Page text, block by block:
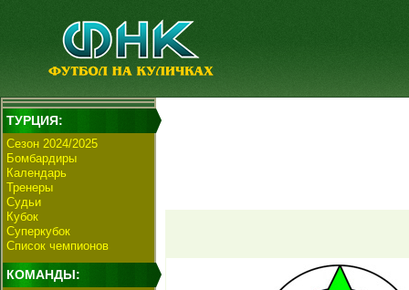
ТУРЦИЯ:
Сезон 2024/2025
Бомбардиры
Календарь
Тренеры
Судьи
Кубок
Суперкубок
Список чемпионов
КОМАНДЫ: